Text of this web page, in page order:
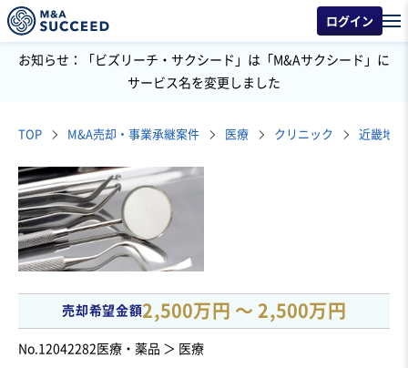
ログイン
お知らせ：「ビズリーチ・サクシード」は「M&Aサクシード」に
サービス名を変更しました
TOP M&A売却・事業承継案件 医療 クリニック 近畿地
売却希望金額2,500万円 〜 2,500万円
No.12042282 医療・薬品 ＞ 医療